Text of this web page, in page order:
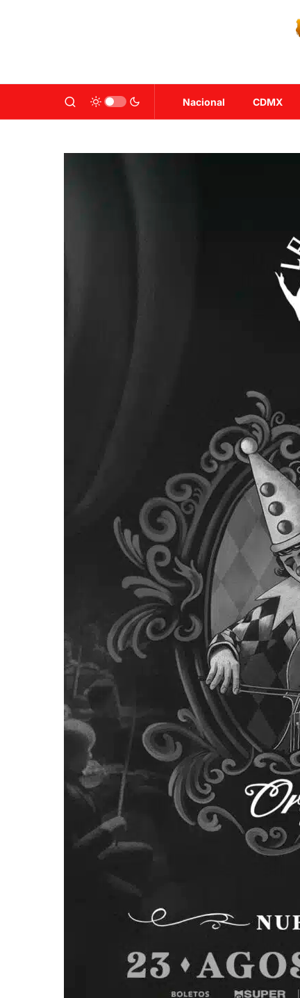
Nacional CDMX